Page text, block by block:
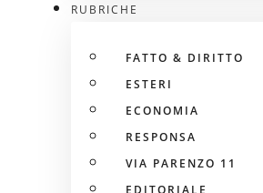
RUBRICHE
FATTO & DIRITTO
ESTERI
ECONOMIA
RESPONSA
VIA PARENZO 11
EDITORIALE